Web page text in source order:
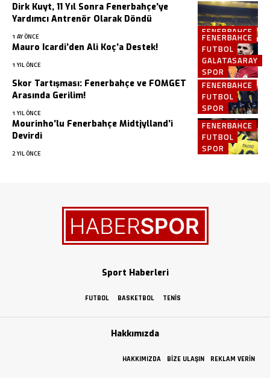
FENERBAHCE
Dirk Kuyt, 11 Yıl Sonra Fenerbahçe’ye
Yardımcı Antrenör Olarak Döndü
1 AY ÖNCE
FENERBAHCE
FUTBOL
GALATASARAY
SPOR
Mauro Icardi’den Ali Koç’a Destek!
1 YIL ÖNCE
FENERBAHCE
FUTBOL
SPOR
Skor Tartışması: Fenerbahçe ve FOMGET
Arasında Gerilim!
1 YIL ÖNCE
FENERBAHCE
FUTBOL
SPOR
Mourinho’lu Fenerbahçe Midtjylland’i
Devirdi
2 YIL ÖNCE
Sport Haberleri
FUTBOL BASKETBOL TENIS
Hakkımızda
HAKKIMIZDA BIZE ULAŞIN REKLAM VERIN